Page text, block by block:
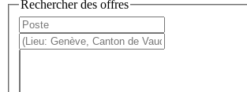
Rechercher des offres